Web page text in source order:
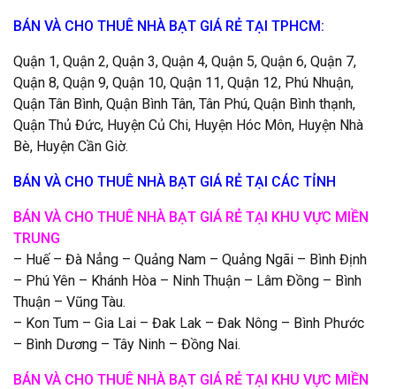
BÁN VÀ CHO THUÊ NHÀ BẠT GIÁ RẺ TẠI TPHCM:
Quận 1, Quận 2, Quận 3, Quận 4, Quận 5, Quận 6, Quận 7,
Quận 8, Quận 9, Quận 10, Quận 11, Quận 12, Phú Nhuận,
Quận Tân Bình, Quận Bình Tân, Tân Phú, Quận Bình thạnh,
Quận Thủ Đức, Huyện Củ Chi, Huyện Hóc Môn, Huyện Nhà
Bè, Huyện Cần Giờ.
BÁN VÀ CHO THUÊ NHÀ BẠT GIÁ RẺ TẠI CÁC TỈNH
BÁN VÀ CHO THUÊ NHÀ BẠT GIÁ RẺ TẠI KHU VỰC MIỀN
TRUNG
– Huế – Đà Nẳng – Quảng Nam – Quảng Ngãi – Bình Định
– Phú Yên – Khánh Hòa – Ninh Thuận – Lâm Đồng – Bình
Thuận – Vũng Tàu.
– Kon Tum – Gia Lai – Đak Lak – Đak Nông – Bình Phước
– Bình Dương – Tây Ninh – Đồng Nai.
BÁN VÀ CHO THUÊ NHÀ BẠT GIÁ RẺ TẠI KHU VỰC MIỀN